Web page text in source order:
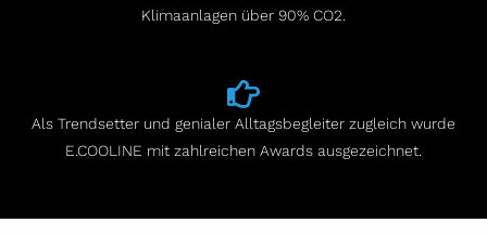
Klimaanlagen über 90% CO2.
Als Trendsetter und genialer Alltagsbegleiter zugleich wurde
E.COOLINE mit zahlreichen Awards ausgezeichnet.